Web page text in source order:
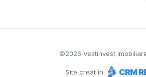
©2026 Vestinvest
Site creat în